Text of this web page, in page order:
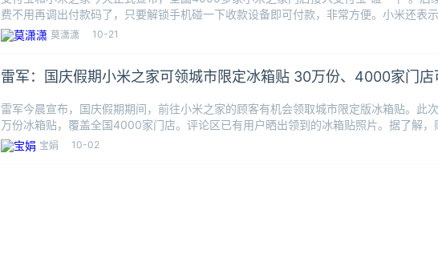
费不用再调出付款码了，只要解锁手机碰一下收款设备即可付款，非常方便。小米还表
月29日，使莫潇潇 10-21
雷军：国庆假期小米之家可领城市限定冰箱贴 30万份、4000家门店
雷军今晨宣布，国庆假期期间，前往小米之家的顾客有机会领取城市限定版冰箱贴。此
万份冰箱贴，覆盖全国4000家门店。评论区已有用户晒出领到的冰箱贴照片。据了解，
小米之家国庆假
宝娟 10-02